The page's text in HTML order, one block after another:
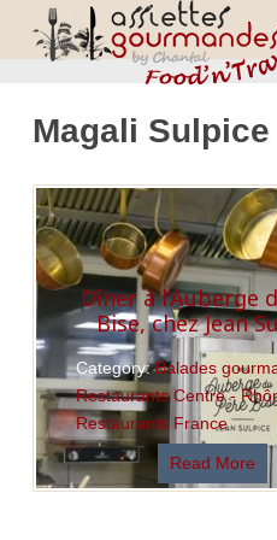
Magali
Dîner à l’Auberge
Bise, chez Jean
Category:Balades
Restaurants Centre -
Restaurants France
Read More